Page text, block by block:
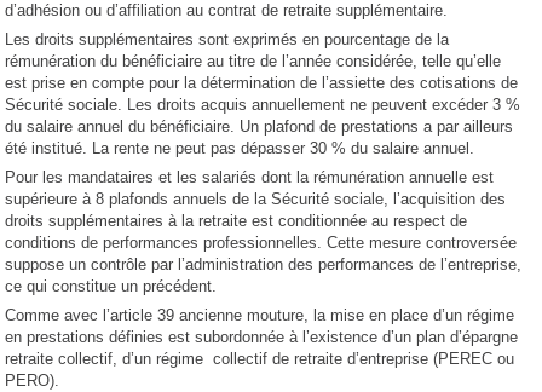
d’adhésion ou d’affiliation au contrat de retraite supplémentaire.
Les droits supplémentaires sont exprimés en pourcentage de la
rémunération du bénéficiaire au titre de l’année considérée, telle qu’elle
est prise en compte pour la détermination de l’assiette des cotisations de
Sécurité sociale. Les droits acquis annuellement ne peuvent excéder 3 %
du salaire annuel du bénéficiaire. Un plafond de prestations a par ailleurs
été institué. La rente ne peut pas dépasser 30 % du salaire annuel.
Pour les mandataires et les salariés dont la rémunération annuelle est
supérieure à 8 plafonds annuels de la Sécurité sociale, l’acquisition des
droits supplémentaires à la retraite est conditionnée au respect de
conditions de performances professionnelles. Cette mesure controversée
suppose un contrôle par l’administration des performances de l’entreprise,
ce qui constitue un précédent.
Comme avec l’article 39 ancienne mouture, la mise en place d’un régime
en prestations définies est subordonnée à l’existence d’un plan d’épargne
retraite collectif, d’un régime collectif de retraite d’entreprise (PEREC ou
PERO).